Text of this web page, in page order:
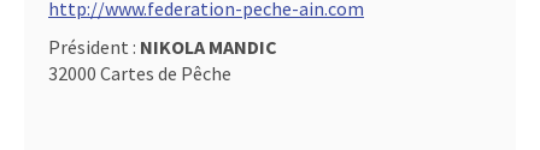
http://www.federation-peche-ain.com
Président : NIKOLA MANDIC
32000 Cartes de Pêche